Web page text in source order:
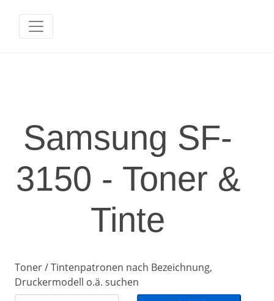
Samsung SF-
3150 - Toner &
Tinte
Toner / Tintenpatronen nach Bezeichnung,
Druckermodell o.ä. suchen